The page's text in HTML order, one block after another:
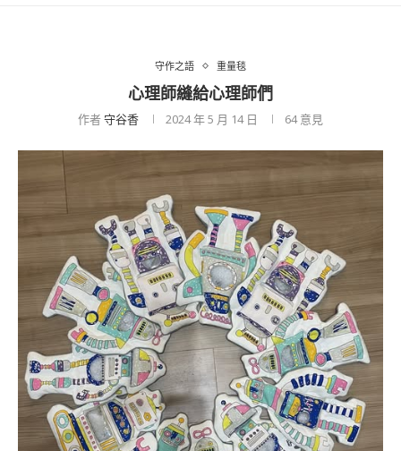
守作之語 重量毯
心理師縫給心理師們
作者守谷香 2024 年 5 月 14 日 64意見